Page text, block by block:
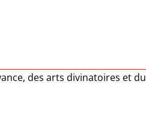
des arts divinatoires et du